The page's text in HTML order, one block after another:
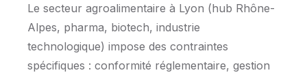
Le secteur agroalimentaire à Lyon (hub Rhône-
Alpes, pharma, biotech, industrie
technologique) impose des contraintes
spécifiques : conformité réglementaire, gestion